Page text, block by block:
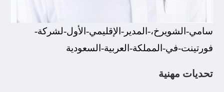
سامي-الشويرخ،-المدير-الإقليمي-الأول-لشركة-
فورتينت-في-المملكة-العربية-السعودية
تحديات مهنية